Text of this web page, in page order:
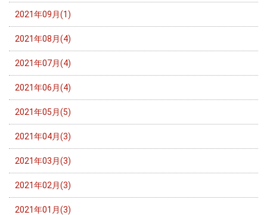
2021年09月(1)
2021年08月(4)
2021年07月(4)
2021年06月(4)
2021年05月(5)
2021年04月(3)
2021年03月(3)
2021年02月(3)
2021年01月(3)